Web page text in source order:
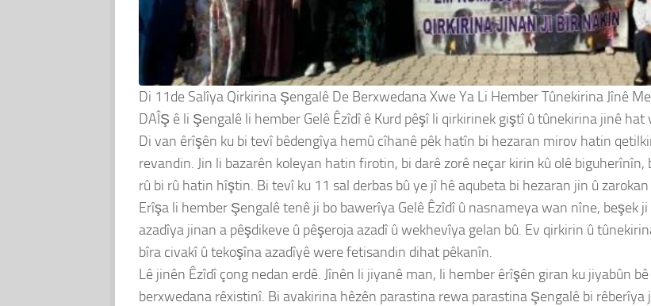
Di 11de Salîya Qirkirina Şengalê De Berxwedana Xwe Ya Li Hember Tûnekirina Jînê
DAÎŞ ê li Şengalê li hember Gelê Êzîdî ê Kurd pêşî li qirkirinek giştî û tûnekirina jinê hat
Di van êrîşên ku bi tevî bêdengîya hemû cîhanê pêk hatîn bi hezaran mirov hatin
revandin. Jin li bazarên koleyan hatin firotin, bi darê zorê neçar kirin kû olê
rû bi rû hatin hîştin. Bi tevî ku 11 sal derbas bû ye jî hê aqubeta bi hezaran jin û
Erîşa li hember Şengalê tenê ji bo bawerîya Gelê Êzîdî û nasnameya wan nîne, beşek
azadîya jinan a pêşdikeve û pêşeroja azadî û wekhevîya gelan bû. Ev qirkirin û
bîra civakî û tekoşîna azadîyê were fetisandin dihat pêkanîn.
Lê jinên Êzîdî çong nedan erdê. Jînên li jiyanê man, li hember êrîşên giran ku jiyabûn
berxwedana rêxistinî. Bi avakirina hêzên parastina rewa parastina Şengalê bi